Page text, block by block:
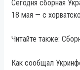
Сегодня сборная
18 мая — с
Читайте также:
Как сообщал